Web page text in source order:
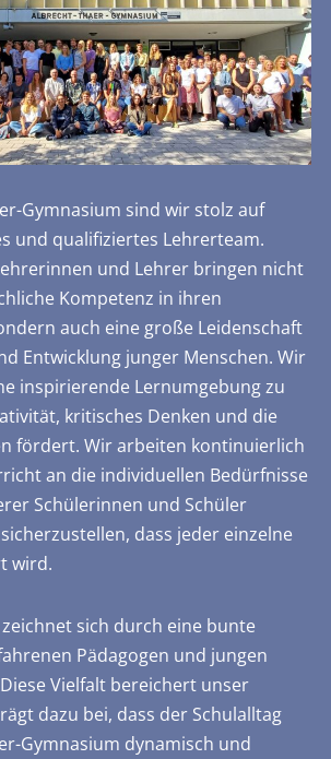
Gymnasium sind wir stolz auf
und qualifiziertes Lehrerteam.
und Lehrer bringen nicht
Kompetenz in ihren
auch eine große Leidenschaft
Entwicklung junger Menschen. Wir
inspirierende Lernumgebung zu
kritisches Denken und die
fördert. Wir arbeiten kontinuierlich
an die individuellen Bedürfnisse
Schülerinnen und Schüler
dass jeder einzelne
wird.
sich durch eine bunte
Pädagogen und jungen
Vielfalt bereichert unser
dazu bei, dass der Schulalltag
Gymnasium dynamisch und